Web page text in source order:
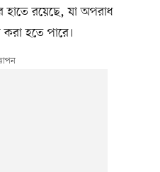
হাতে রয়েছে, যা অপরাধ
করা হতে পারে।